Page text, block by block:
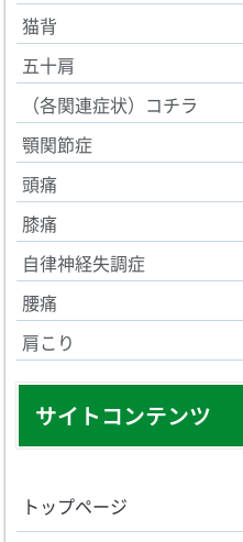
猫背
五十肩
（各関連症状）コチラ
顎関節症
頭痛
膝痛
自律神経失調症
腰痛
肩こり
サイトコンテンツ
トップページ